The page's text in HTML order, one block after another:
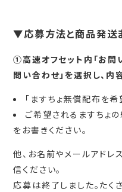
▼応募方法と商品発送
①高速オフセット内「お問
問い合わせ」を選択し、内
「ますちょ無償配布を希
ご希望されるますち
をお書きください。
他、お名前やメールアドレ
信ください。
応募は終了しました。たく